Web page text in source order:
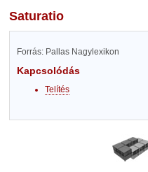
Saturatio
Forrás: Pallas Nagylexikon
Kapcsolódás
Telítés